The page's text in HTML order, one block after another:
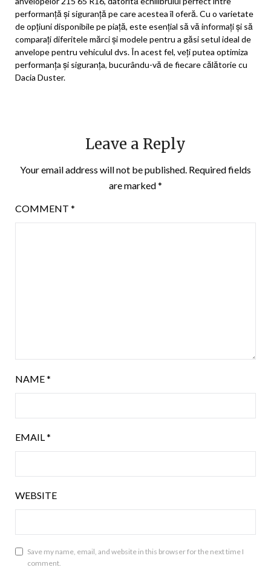
performanță și siguranță pe care acestea îl oferă. Cu o varietate
de opțiuni disponibile pe piață, este esențial să vă informați și să
comparați diferitele mărci și modele pentru a găsi setul ideal de
anvelope pentru vehiculul dvs. În acest fel, veți putea optimiza
performanța și siguranța, bucurându-vă de fiecare călătorie cu
Dacia Duster.
Leave a Reply
Your email address will not be published. Required fields
are marked*
COMMENT *
NAME*
EMAIL*
WEBSITE
Save my name, email, and website in this browser for the next time I
comment.